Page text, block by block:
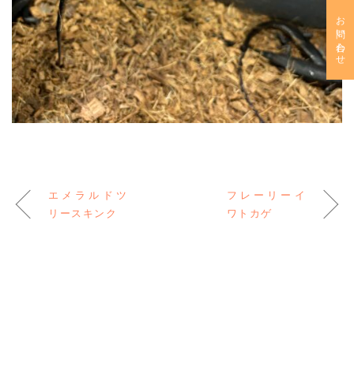
エメラルドツ
リースキンク
フレーリーイ
ワトカゲ
お問い合わせ